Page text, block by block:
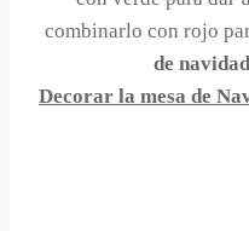
combinarlo con rojo
de navidad
Decorar la mesa de